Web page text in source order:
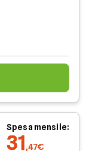
Spesa mensile:
31,47€